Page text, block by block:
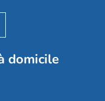
domicile